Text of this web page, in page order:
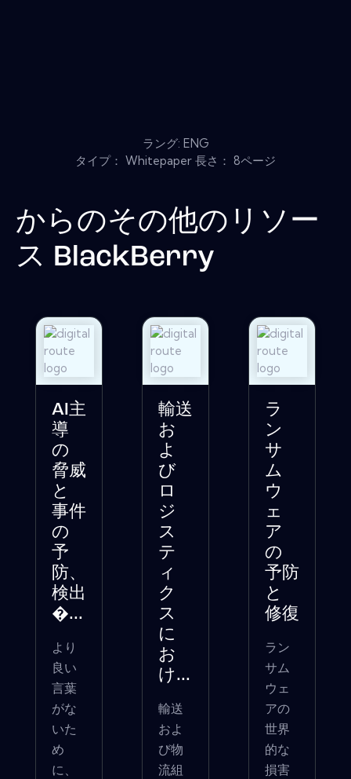
ラング: ENG
タイプ： Whitepaper 長さ： 8ページ
からのその他のリソー
ス BlackBerry
AI主
導
の
脅威
と
事件
の
予
防、
検出
�...
より
良い
言葉
がな
いた
め
に、
輸送
お
よ
び
ロ
ジ
ス
テ
ィ
ク
ス
に
お
け...
輸送
およ
び物
流組
ラ
ン
サ
ム
ウ
ェ
ア
の
予防
と
修復
ラン
サム
ウェ
アの
世界
的な
損害